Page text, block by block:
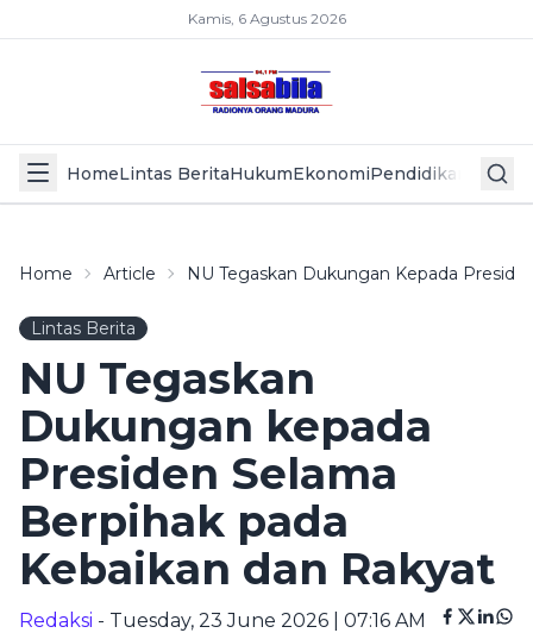
Kamis, 6 Agustus 2026
HomeLintas BeritaHukumEkonomiPendidikan Politik
Home Article NU Tegaskan Dukungan Kepada
Lintas Berita
NU Tegaskan
Dukungan kepada
Presiden Selama
Berpihak pada
Kebaikan dan Rakyat
Redaksi - Tuesday, 23 June 2026 | 07:16 AM